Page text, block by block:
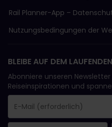
Rail Planner-App –
Nutzungsbedingungen der
BLEIBE AUF DEM
Abonniere unseren
Reiseinspirationen und